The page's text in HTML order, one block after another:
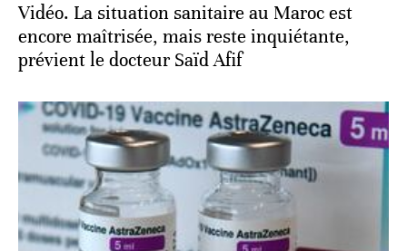
Vidéo. La situation sanitaire au Maroc est
encore maîtrisée, mais reste inquiétante,
prévient le docteur Saïd Afif